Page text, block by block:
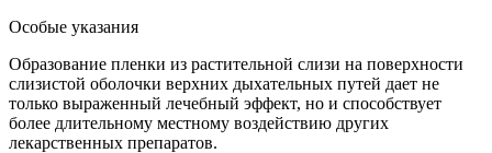
Особые указания
Образование пленки из растительной слизи на поверхности
слизистой оболочки верхних дыхательных путей дает не
только выраженный лечебный эффект, но и способствует
более длительному местному воздействию других
лекарственных препаратов.